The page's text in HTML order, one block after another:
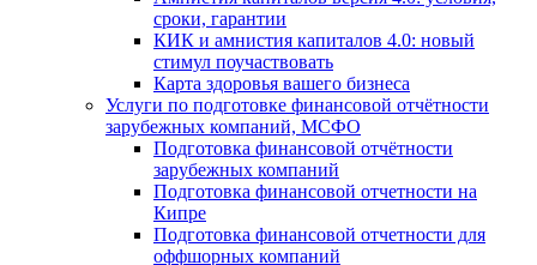
сроки, гарантии
КИК и амнистия капиталов 4.0: новый
стимул поучаствовать
Карта здоровья вашего бизнеса
Услуги по подготовке финансовой отчётности
зарубежных компаний, МСФО
Подготовка финансовой отчётности
зарубежных компаний
Подготовка финансовой отчетности на
Кипре
Подготовка финансовой отчетности для
оффшорных компаний